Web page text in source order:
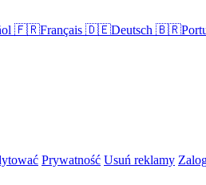
🇫🇷Français 🇩🇪Deutsch 🇧🇷
Prywatność Usuń reklamy